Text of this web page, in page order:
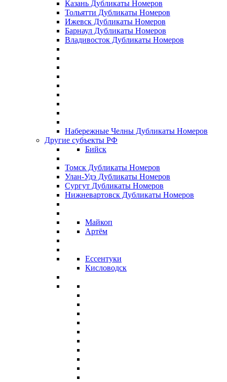
Казань Дубликаты Номеров
Тольятти Дубликаты Номеров
Ижевск Дубликаты Номеров
Барнаул Дубликаты Номеров
Владивосток Дубликаты Номеров
Набережные Челны Дубликаты Номеров
Другие субъекты РФ
Бийск
Томск Дубликаты Номеров
Улан-Удэ Дубликаты Номеров
Сургут Дубликаты Номеров
Нижневартовск Дубликаты Номеров
Майкоп
Артём
Ессентуки
Кисловодск